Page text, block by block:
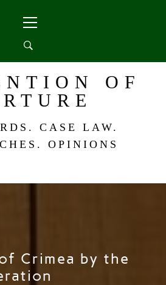
Menu
OF
CASE LAW.
OPINIONS
Crimea by the